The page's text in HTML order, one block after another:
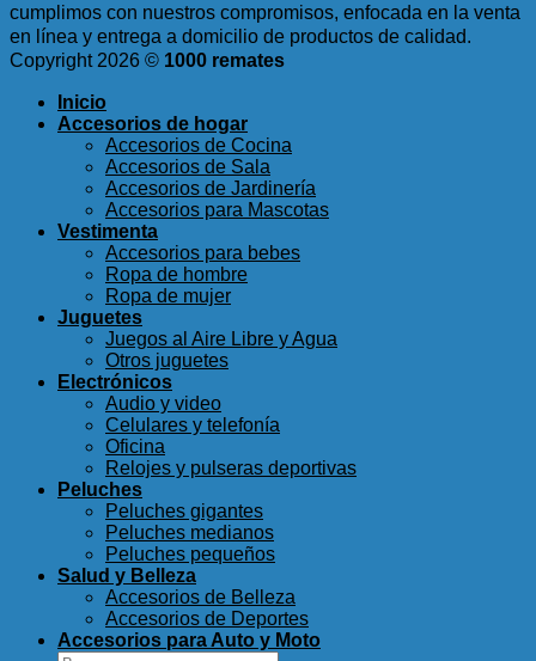
cumplimos con nuestros compromisos, enfocada en la venta
en línea y entrega a domicilio de productos de calidad.
Copyright 2026 © 1000 remates
Inicio
Accesorios de hogar
Accesorios de Cocina
Accesorios de Sala
Accesorios de Jardinería
Accesorios para Mascotas
Vestimenta
Accesorios para bebes
Ropa de hombre
Ropa de mujer
Juguetes
Juegos al Aire Libre y Agua
Otros juguetes
Electrónicos
Audio y video
Celulares y telefonía
Oficina
Relojes y pulseras deportivas
Peluches
Peluches gigantes
Peluches medianos
Peluches pequeños
Salud y Belleza
Accesorios de Belleza
Accesorios de Deportes
Accesorios para Auto y Moto